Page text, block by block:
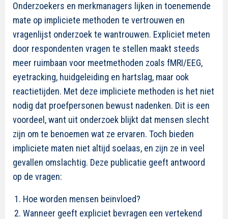
Onderzoekers en merkmanagers lijken in toenemende
mate op impliciete methoden te vertrouwen en
vragenlijst onderzoek te wantrouwen. Expliciet meten
door respondenten vragen te stellen maakt steeds
meer ruimbaan voor meetmethoden zoals fMRI/EEG,
eyetracking, huidgeleiding en hartslag, maar ook
reactietijden. Met deze impliciete methoden is het niet
nodig dat proefpersonen bewust nadenken. Dit is een
voordeel, want uit onderzoek blijkt dat mensen slecht
zijn om te benoemen wat ze ervaren. Toch bieden
impliciete maten niet altijd soelaas, en zijn ze in veel
gevallen omslachtig. Deze publicatie geeft antwoord
op de vragen:
Hoe worden mensen beïnvloed?
Wanneer geeft expliciet bevragen een vertekend